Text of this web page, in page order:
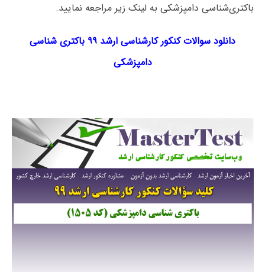
باکتری‌شناسی دامپزشکی به لینک زیر مراجعه نمایید.
دانلود سوالات کنکور کارشناسی ارشد ۹۹ باکتری‌ شناسی
دامپزشکی